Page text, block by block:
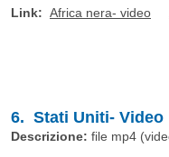
Link: Africa nera- video
6. Stati Uniti- Video
Descrizione: file mp4